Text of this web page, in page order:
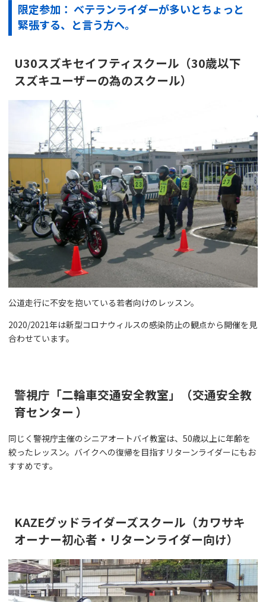
限定参加： ベテランライダーが多いとちょっと
緊張する、と言う方へ。
U30スズキセイフティスクール（30歳以下
スズキユーザーの為のスクール）
公道走行に不安を抱いている若者向けのレッスン。
2020/2021年は新型コロナウィルスの感染防止の観点から開催を見
合わせています。
警視庁「二輪車交通安全教室」（交通安全教
育センター ）
同じく警視庁主催のシニアオートバイ教室は、50歳以上に年齢を
絞ったレッスン。バイクへの復帰を目指すリターンライダーにもお
すすめです。
KAZEグッドライダーズスクール（カワサキ
オーナー初心者・リターンライダー向け）